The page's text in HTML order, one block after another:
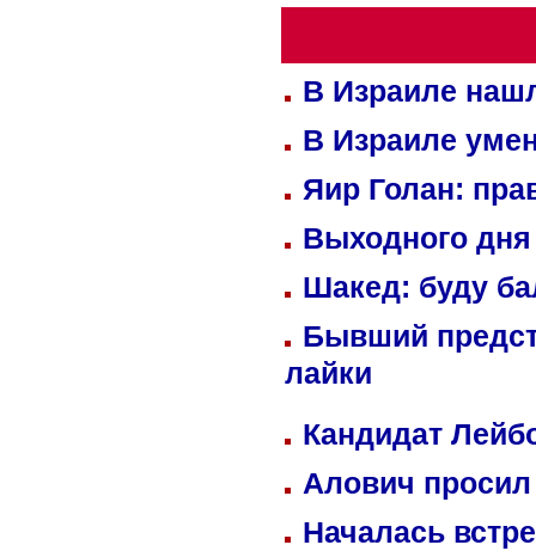
В Израиле
В Израиле
Яир Голан:
Выходного
Шакед: буду
Бывший
лайки
Кандидат
Алович просил
Началась